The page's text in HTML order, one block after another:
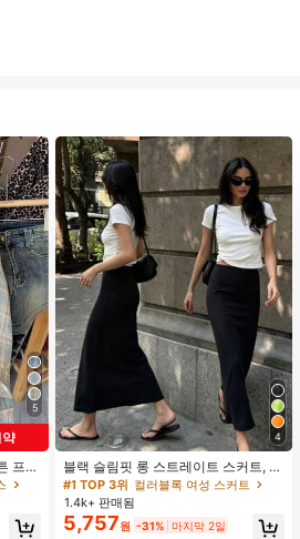
5
프론
의
4
블랙 슬림핏 롱 스트레이트 스커트, 여
성 패션 폴리에스터 캐주얼 파티 스커
트, 다용도 및 귀여운, 일상 착용에 적
합, 여름 휴가. 해변, 음악 축제 및 여름
휴가에 완벽, 90년대
#1 TOP 3위 컬러블록 여성 스커트
1.4k+ 판매됨
5,757원 -31% 마지막 2일